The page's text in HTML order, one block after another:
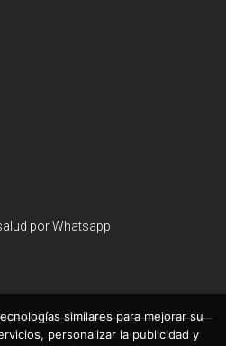
por Whatsapp
similares para mejorar su
personalizar la publicidad y